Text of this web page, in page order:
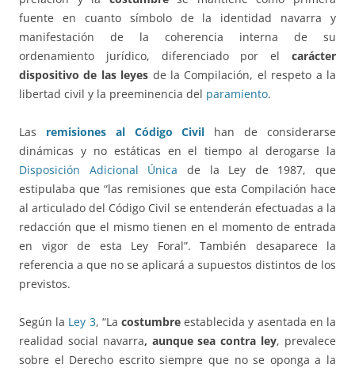
fuente en cuanto símbolo de la identidad navarra y
manifestación de la coherencia interna de su
ordenamiento jurídico, diferenciado por el carácter
dispositivo de las leyes de la Compilación, el respeto a la
libertad civil y la preeminencia del paramiento.
Las remisiones al Código Civil han de considerarse
dinámicas y no estáticas en el tiempo al derogarse la
Disposición Adicional Única de la Ley de 1987, que
estipulaba que “las remisiones que esta Compilación hace
al articulado del Código Civil se entenderán efectuadas a la
redacción que el mismo tienen en el momento de entrada
en vigor de esta Ley Foral”. También desaparece la
referencia a que no se aplicará a supuestos distintos de los
previstos.
Según la Ley 3, “Lacostumbre establecida y asentada en la
realidad social navarra, aunque sea contra ley, prevalece
sobre el Derecho escrito siempre que no se oponga a la